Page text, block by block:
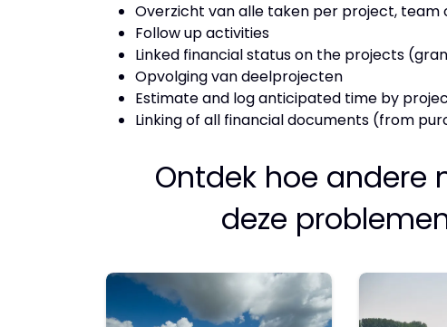
Overzicht van alle taken per project, team
Follow up activities
Linked financial status on the projects
Opvolging van deelprojecten
Estimate and log anticipated time by
Linking of all financial documents (from
Ontdek hoe andere
deze